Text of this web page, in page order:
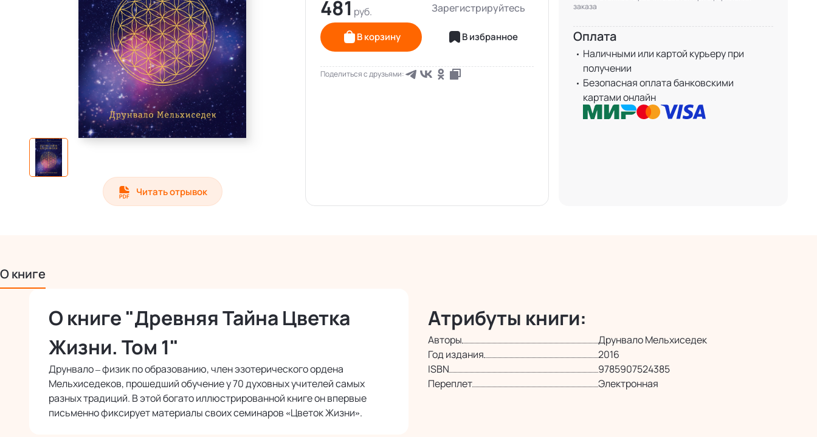
Читать отрывок
481 Зарегистрируйтесь
В корзину В избранное
Поделиться с друзьями:
заказа
Оплата
Наличными или картой курьеру при
получении
Безопасная оплата банковскими
картами онлайн
О книге
О книге "Древняя Тайна Цветка
Жизни. Том 1"
Друнвало – физик по образованию, член эзотерического ордена
Мельхиседеков, прошедший обучение у 70 духовных учителей самых
разных традиций. В этой богато иллюстрированной книге он впервые
письменно фиксирует материалы своих семинаров «Цветок Жизни».
Атрибуты книги:
Авторы
Друнвало Мельхиседек
Год издания
2016
ISBN
9785907524385
Переплет
Электронная